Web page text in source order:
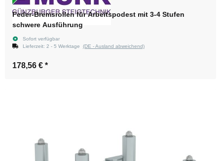
Feder-Bremsrollen für Arbeitspodest mit 3-4 Stufen
schwere Ausführung
Sofort verfügbar
Lieferzeit: 2 - 5 Werktage (DE - Ausland abweichend)
178,56 € *